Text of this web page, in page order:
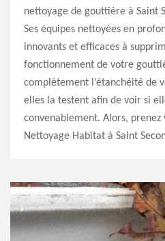
nettoyage de gouttière à Saint
Ses équipes nettoyées en
innovants et efficaces à
fonctionnement de votre
complètement l’étanchéité de
elles la testent afin de voir si
convenablement. Alors, prenez
Nettoyage Habitat à Saint